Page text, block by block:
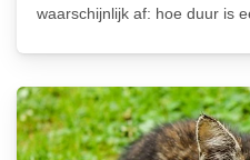
waarschijnlijk af: hoe duur is
voor een huisdier...